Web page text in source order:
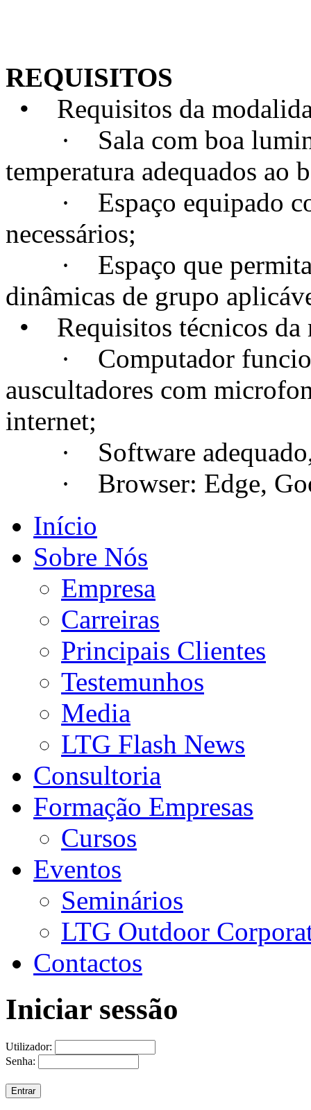
REQUISITOS
• Requisitos da
· Sala com boa
temperatura adequados ao
· Espaço equipado
necessários;
· Espaço que permita
dinâmicas de grupo
• Requisitos técnicos da
· Computador
auscultadores com
internet;
· Software adequado,
· Browser: Edge,
Início
Sobre Nós
Empresa
Carreiras
Principais Clientes
Testemunhos
Media
LTG Flash News
Consultoria
Formação Empresas
Cursos
Eventos
Seminários
LTG Outdoor
Contactos
Iniciar sessão
Utilizador:
Senha: